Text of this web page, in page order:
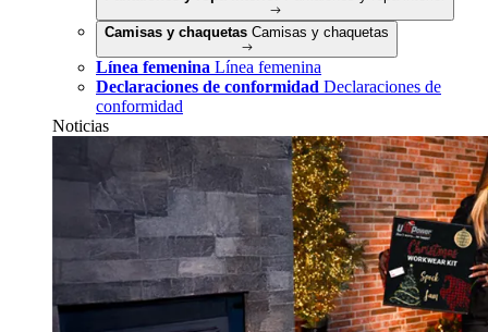
Camisas y chaquetas Camisas y chaquetas
Línea femenina Línea femenina
Declaraciones de conformidad Declaraciones de
conformidad
Noticias